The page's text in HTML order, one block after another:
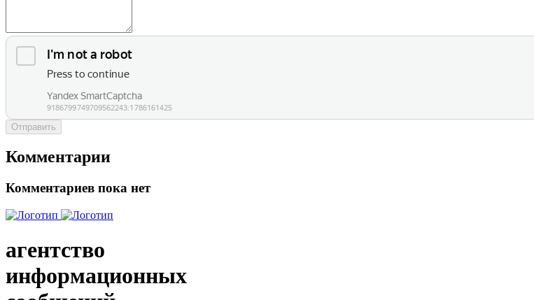
Отправить
Комментарии
Комментариев пока нет
агентство
информационных